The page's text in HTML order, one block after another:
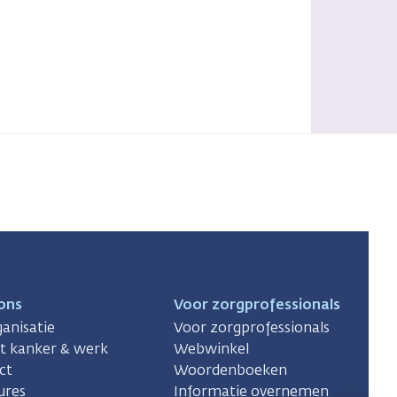
kanker & werk
Voor zorgprofessionals
Voor zorgprofessionals
Webwinkel
Woordenboeken
Informatie overnemen